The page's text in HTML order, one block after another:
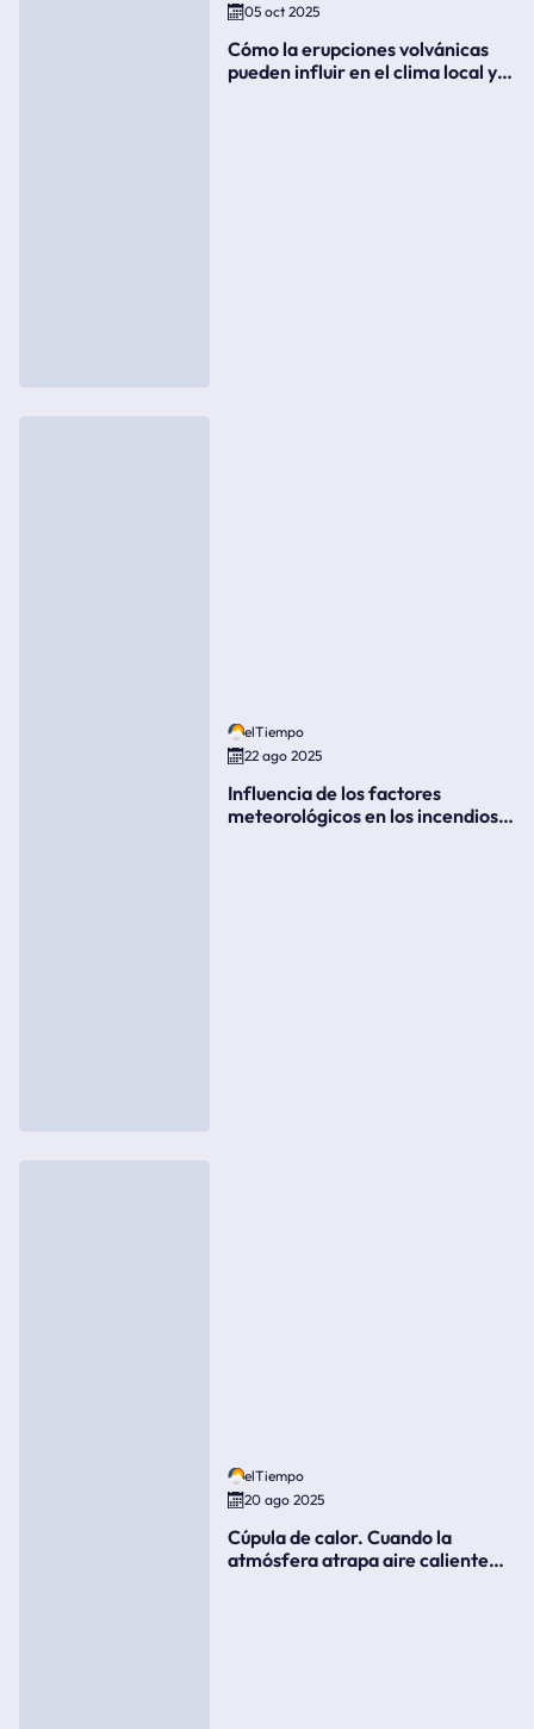
05 oct 2025
Cómo la erupciones volvánicas
pueden influir en el clima local y
elTiempo
22 ago 2025
Influencia de los factores
meteorológicos en los incendios
elTiempo
20 ago 2025
Cúpula de calor. Cuando la
atmósfera atrapa aire caliente